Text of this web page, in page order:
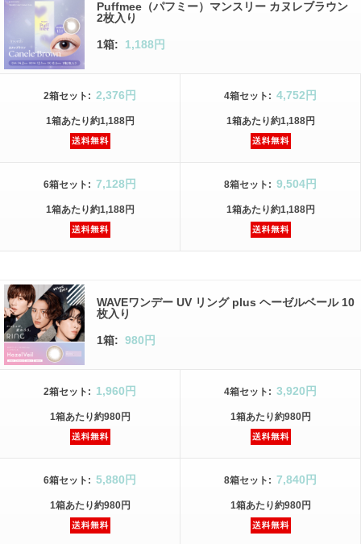
Puffmee（パフミー）マンスリー カヌレブラウン
2枚入り
1箱: 1,188円
2箱セット : 2,376円
1箱あたり約1,188円
4箱セット : 4,752円
1箱あたり約1,188円
6箱セット : 7,128円
1箱あたり約1,188円
8箱セット : 9,504円
1箱あたり約1,188円
WAVEワンデー UV リング plus ヘーゼルベール 10
枚入り
1箱: 980円
2箱セット : 1,960円
1箱あたり約980円
4箱セット : 3,920円
1箱あたり約980円
6箱セット : 5,880円
1箱あたり約980円
8箱セット : 7,840円
1箱あたり約980円